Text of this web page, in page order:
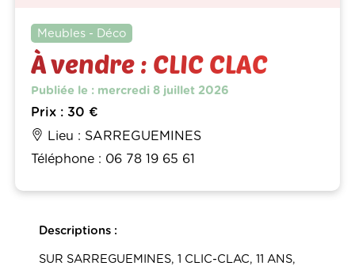
Meubles - Déco
À vendre : CLIC CLAC
Publiée le : mercredi 8 juillet 2026
Prix : 30 €
Lieu : SARREGUEMINES
Téléphone : 06 78 19 65 61
Descriptions :
SUR SARREGUEMINES, 1 CLIC-CLAC, 11 ANS,